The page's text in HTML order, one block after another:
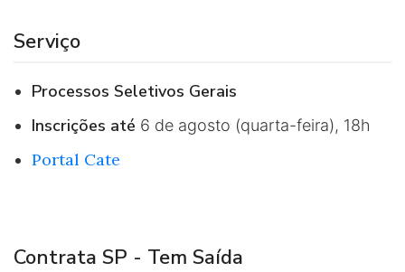
Serviço
Processos Seletivos Gerais
Inscrições até 6 de agosto (quarta-feira), 18h
Portal Cate
Contrata SP - Tem Saída